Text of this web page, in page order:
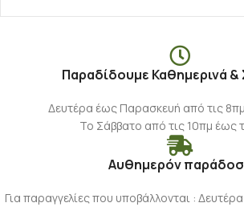
Παραδίδουμε Καθημερινά
Δευτέρα έως Παρασκευή από τις
Το Σάββατο από τις 10πμ έως
Αυθημερόν
Για παραγγελίες που υποβάλλονται :